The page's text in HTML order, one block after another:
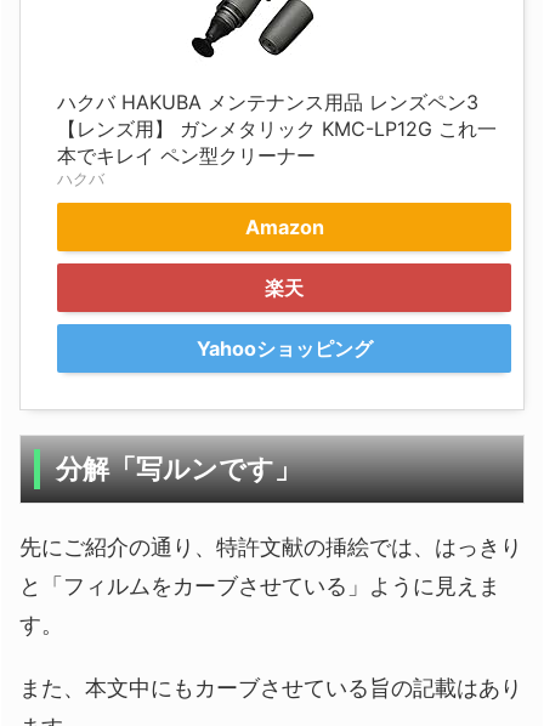
ハクバ HAKUBA メンテナンス用品 レンズペン3
【レンズ用】 ガンメタリック KMC-LP12G これ一
本でキレイ ペン型クリーナー
ハクバ
Amazon
楽天
Yahooショッピング
分解「写ルンです」
先にご紹介の通り、特許文献の挿絵では、はっきり
と「フィルムをカーブさせている」ように見えま
す。
また、本文中にもカーブさせている旨の記載はあり